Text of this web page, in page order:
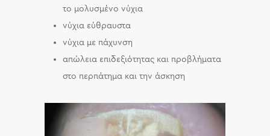
το μολυσμένο νύχια
νύχια εύθραυστα
νύχια με πάχυνση
απώλεια επιδεξιότητας και προβλήματα
στο περπάτημα και την άσκηση